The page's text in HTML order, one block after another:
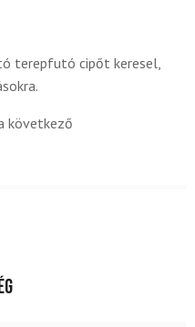
terepfutó cipőt keresel,
következő